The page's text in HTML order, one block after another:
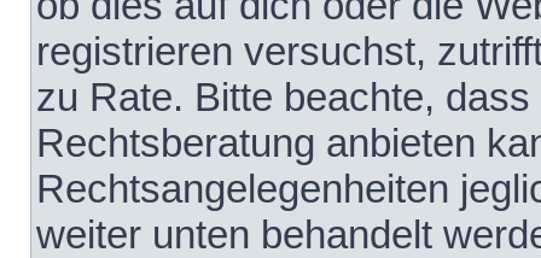
registrieren versuchst,
zu Rate. Bitte beachte,
Rechtsberatung anbieten
Rechtsangelegenheiten
weiter unten behandelt